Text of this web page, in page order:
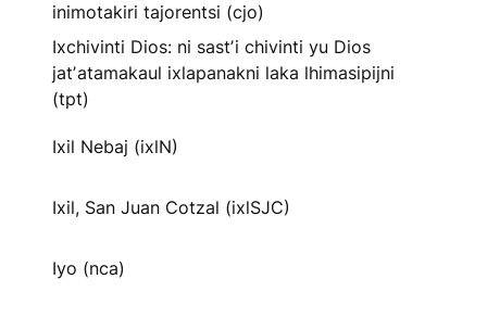
inimotakiri tajorentsi (cjo)
Ixchivinti Dios: ni sastʼi chivinti yu Dios
jatʼatamakaul ixlapanakni laka lhimasipijni
(tpt)
Ixil Nebaj (ixlN)
Ixil, San Juan Cotzal (ixlSJC)
Iyo (nca)